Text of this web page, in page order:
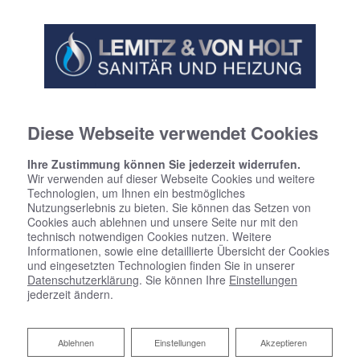
Diese Webseite verwendet Cookies
Ihre Zustimmung können Sie jederzeit widerrufen.
Wir verwenden auf dieser Webseite Cookies und weitere
Technologien, um Ihnen ein bestmögliches
Nutzungserlebnis zu bieten. Sie können das Setzen von
Cookies auch ablehnen und unsere Seite nur mit den
technisch notwendigen Cookies nutzen. Weitere
Informationen, sowie eine detaillierte Übersicht der Cookies
und eingesetzten Technologien finden Sie in unserer
Datenschutzerklärung. Sie können Ihre Einstellungen
jederzeit ändern.
Akzeptieren
Einstellungen
Ablehnen
Ablehnen